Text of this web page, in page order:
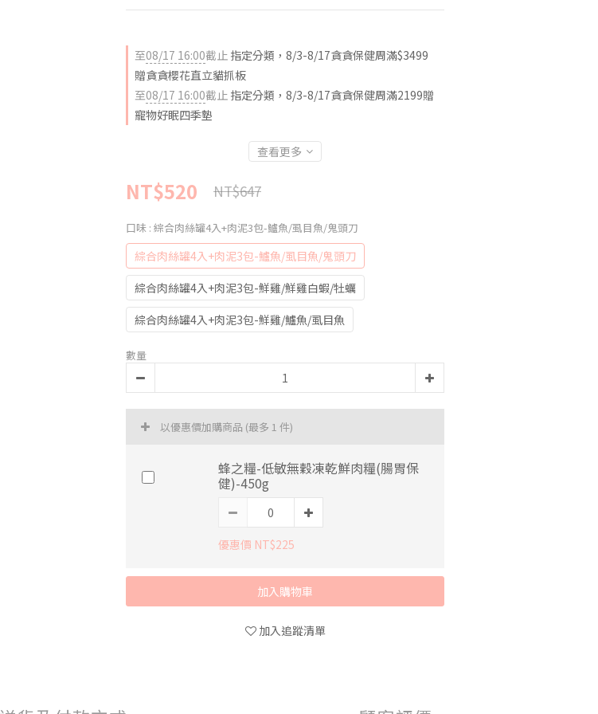
至08/17 16:00截止 指定分類，8/3-8/17貪貪保健周滿$3499
贈貪貪櫻花直立貓抓板
至08/17 16:00截止 指定分類，8/3-8/17貪貪保健周滿2199贈
寵物好眠四季墊
查看更多
NT$520 NT$647
口味 : 綜合肉絲罐4入+肉泥3包-鱸魚/虱目魚/鬼頭刀
綜合肉絲罐4入+肉泥3包-鱸魚/虱目魚/鬼頭刀
綜合肉絲罐4入+肉泥3包-鮮雞/鮮雞白蝦/牡蠣
綜合肉絲罐4入+肉泥3包-鮮雞/鱸魚/虱目魚
數量
以優惠價加購商品 (最多 1 件)
蜂之糧-低敏無穀凍乾鮮肉糧(腸胃保
健)-450g
優惠價 NT$225
加入購物車
加入追蹤清單